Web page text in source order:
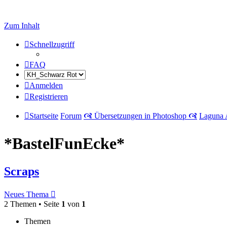
Zum Inhalt
Schnellzugriff
FAQ
Anmelden
Registrieren
Startseite Forum 🙧 Übersetzungen in Photoshop 🙧 Laguna
*BastelFunEcke*
Scraps
Neues Thema
2 Themen • Seite 1 von 1
Themen